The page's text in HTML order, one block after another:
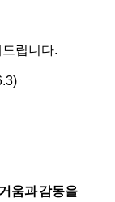
립니다.
움과 감동을